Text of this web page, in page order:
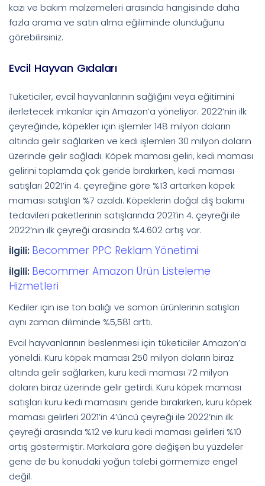
kazı ve bakım malzemeleri arasında hangisinde daha
fazla arama ve satın alma eğiliminde olunduğunu
görebilirsiniz.
Evcil Hayvan Gıdaları
Tüketiciler, evcil hayvanlarının sağlığını veya eğitimini
ilerletecek imkanlar için Amazon’a yöneliyor. 2022’nin ilk
çeyreğinde, köpekler için işlemler 148 milyon doların
altında gelir sağlarken ve kedi işlemleri 30 milyon doların
üzerinde gelir sağladı. Köpek maması geliri, kedi maması
gelirini toplamda çok geride bırakırken, kedi maması
satışları 2021’in 4. çeyreğine göre %13 artarken köpek
maması satışları %7 azaldı. Köpeklerin doğal diş bakımı
tedavileri paketlerinin satışlarında 2021’in 4. çeyreği ile
2022’nin ilk çeyreği arasında %4.602 artış var.
İlgili: Becommer PPC Reklam Yönetimi
İlgili: Becommer Amazon Ürün Listeleme
Hizmetleri
Kediler için ise ton balığı ve somon ürünlerinin satışları
aynı zaman diliminde %5,581 arttı.
Evcil hayvanlarının beslenmesi için tüketiciler Amazon’a
yöneldi. Kuru köpek maması 250 milyon doların biraz
altında gelir sağlarken, kuru kedi maması 72 milyon
doların biraz üzerinde gelir getirdi. Kuru köpek maması
satışları kuru kedi mamasını geride bırakırken, kuru köpek
maması gelirleri 2021’in 4’üncü çeyreği ile 2022’nin ilk
çeyreği arasında %12 ve kuru kedi maması gelirleri %10
artış göstermiştir. Markalara göre değişen bu yüzdeler
gene de bu konudaki yoğun talebi görmemize engel
değil.